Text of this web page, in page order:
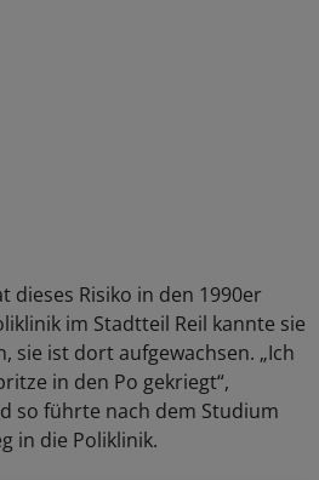
dieses Risiko in den 1990er
im Stadtteil Reil kannte sie
sie ist dort aufgewachsen. „Ich
in den Po gekriegt“,
so führte nach dem Studium
in die Poliklinik.